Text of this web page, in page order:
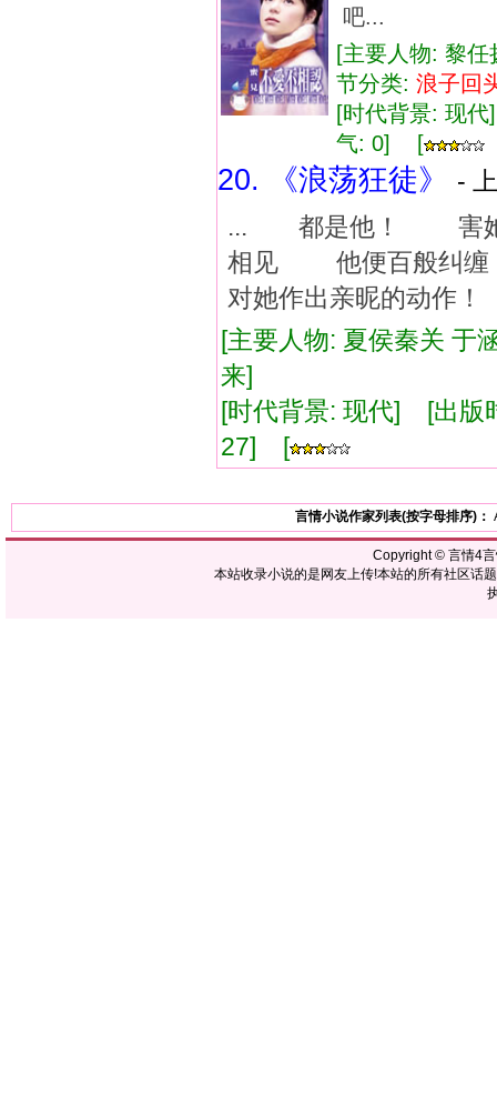
吧...
[主要人物: 黎
节分类: 浪子回
[时代背景: 现
气: 0] [
20. 《浪荡狂徒》
-
... 都是他！ 害她
相见 他便百般纠缠
对她作出亲昵的动作
[主要人物: 夏侯秦关
来]
[时代背景: 现代] [出
27] [
言情小说作家列表(按字母排序)：
Copyright © 言情4
本站收录小说的是网友上传!本站的所有社区话